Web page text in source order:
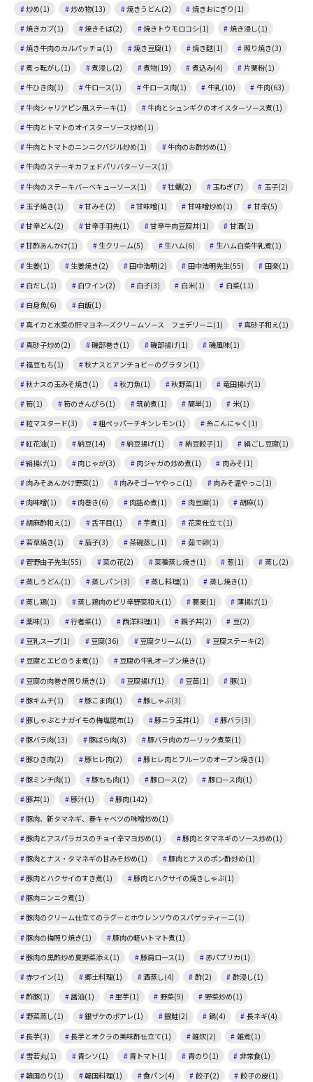
炒め(1) 炒め物(13) 焼きうどん(2)
焼きおにぎり(1)
焼きカブ(1)
焼きそば(2) 焼きトウモロコシ(1)
焼き浸し(1)
焼き牛肉のカルパッチョ(1)
焼き豆腐(1) 焼き麩(1)
照り焼き(3)
煮っ転がし(1)
煮浸し(2) 煮物(19) 煮込み(4)
片栗粉(1)
牛ひき肉(1)
牛ロース(1) 牛ロース肉(1) 牛乳(10)
牛肉(63)
牛肉シャリアピン風ステーキ(1)
牛肉とシュンギクのオイスターソース煮(1)
牛肉とトマトのオイスターソース炒め(1)
牛肉とトマトのニンニクバジル炒め(1)
牛肉のお酢炒め(1)
牛肉のステーキカフェドパリバターソース(1)
牛肉のステーキバーベキューソース(1)
牡蠣(2) 玉ねぎ(7)
玉子(2)
玉子焼き(1)
甘みそ(2) 甘味噌(1) 甘味噌炒め(1)
甘辛(5)
甘辛どん(2)
甘辛手羽先(1) 甘辛牛肉豆腐丼(1)
甘酒(1)
甘酢あんかけ(1)
生クリーム(5) 生ハム(6)
生ハム白菜牛乳煮(1)
生姜(1)
生姜焼き(2) 田中浩明(2) 田中浩明先生(55)
田楽(1)
白だし(1)
白ワイン(2) 白子(3) 白米(1)
白菜(11)
白身魚(6)
白飯(1)
真イカと水菜の肝マヨネーズクリームソース フェデリーニ(1)
真砂子和え(1)
真砂子炒め(2)
磯部巻き(1) 磯部揚げ(1)
磯風味(1)
福豆もち(1)
秋ナスとアンチョビーのグラタン(1)
秋ナスの玉みそ焼き(1)
秋刀魚(1) 秋野菜(1)
竜田揚げ(1)
筍(1)
筍のきんぴら(1) 筑前煮(1) 簡単(1)
米(1)
粒マスタード(3)
粗ペッパーチキンレモン(1)
糸こんにゃく(1)
紅花油(1)
納豆(14) 納豆揚げ(1) 納豆餃子(1)
絹ごし豆腐(1)
絹揚げ(1)
肉じゃが(3) 肉ジャガの炒め煮(1)
肉みそ(1)
肉みそあんかけ野菜(1)
肉みそゴーヤやっこ(1)
肉みそ温やっこ(1)
肉味噌(1)
肉巻き(6) 肉詰め煮(1) 肉豆腐(1)
胡麻(1)
胡麻酢和え(1)
舌平目(1) 芋煮(1)
花束仕立て(1)
若草焼き(1)
茄子(3) 茶碗蒸し(1)
茹で卵(1)
菅野由子先生(55)
菜の花(2) 菜種蒸し焼き(1) 葱(1)
蒸し(2)
蒸しうどん(1)
蒸しパン(3) 蒸し料理(1)
蒸し焼き(1)
蒸し鶏(1)
蒸し鶏肉のピリ辛野菜和え(1) 蕎麦(1)
薄揚げ(1)
薬味(1)
行者菜(1) 西洋料理(1) 親子丼(2)
豆(2)
豆乳スープ(1)
豆腐(36) 豆腐クリーム(1)
豆腐ステーキ(2)
豆腐とエビのうま煮(1)
豆腐の牛乳オーブン焼き(1)
豆腐の肉巻き照り焼き(1)
豆腐揚げ(1) 豆苗(1)
豚(1)
豚キムチ(1)
豚こま肉(1)
豚しゃぶ(3)
豚しゃぶとナガイモの梅塩昆布(1)
豚ニラ玉丼(1)
豚バラ(3)
豚バラ肉(13)
豚ばら肉(3)
豚バラ肉のガーリック煮菜(1)
豚ひき肉(2)
豚ヒレ肉(2)
豚ヒレ肉とフルーツのオーブン焼き(1)
豚ミンチ肉(1)
豚もも肉(1) 豚ロース(2)
豚ロース肉(1)
豚丼(1)
豚汁(1)
豚肉(142)
豚肉、新タマネギ、春キャベツの味噌炒め(1)
豚肉とアスパラガスのチョイ辛マヨ炒め(1)
豚肉とタマネギのソース炒め(1)
豚肉とナス・タマネギの甘みそ炒め(1)
豚肉とナスのポン酢炒め(1)
豚肉とハクサイのすき煮(1)
豚肉とハクサイの焼きしゃぶ(1)
豚肉ニンニク煮(1)
豚肉のクリーム仕立てのラグーとホウレンソウのスパゲッティーニ(1)
豚肉の梅照り焼き(1)
豚肉の軽いトマト煮(1)
豚肉の黒酢炒め夏野菜添え(1)
豚肩ロース(1)
赤パプリカ(1)
赤ワイン(1)
郷土料理(1) 酒蒸し(4) 酢(2)
酢浸し(1)
酢豚(1)
醤油(1) 里芋(1) 野菜(9)
野菜炒め(1)
野菜蒸し(1)
銀ザケのポアレ(1) 銀鮭(2) 鍋(4)
長ネギ(4)
長芋(3)
長芋とオクラの美味酢仕立て(1) 雑炊(2)
雑煮(1)
雪若丸(1)
青シソ(1) 青トマト(1) 青のり(1)
非常食(1)
韓国のり(1)
韓国料理(1) 食パン(4) 餃子(2)
餃子の皮(1)